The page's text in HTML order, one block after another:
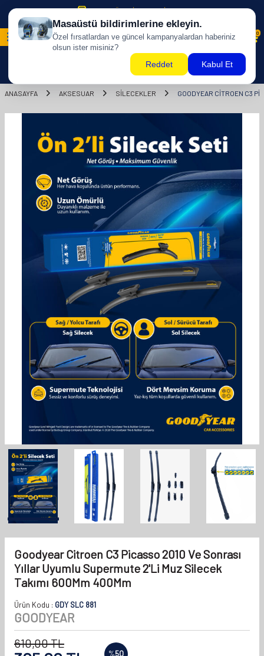
500 TL ÜZERİ KARGO BİZDEN !
0
ANASAYFA AKSESUAR SİLECEKLER GOODYEAR CITROEN C3
Goodyear Citroen C3 Picasso 2010 Ve Sonrası
Yıllar Uyumlu Supermute 2'Li Muz Silecek
Takımı 600Mm 400Mm
Ürün Kodu : GDY SLC 881
GOODYEAR
610,00TL
%50